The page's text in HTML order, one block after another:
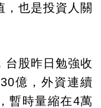
，也是投資人關
台股昨日勉強收
億，外資連續
暫時量縮在4萬